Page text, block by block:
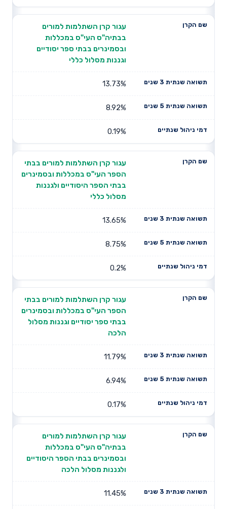
עגור קרן השתלמות למורים
בבתיה"ס העי"ס במכללות
ובסמינרים בבתי ספר יסודיים
וגננות מסלול כללי
13.73%
8.92%
0.19%
עגור קרן השתלמות למורים בבתי
הספר העי"ס במכללות ובסמינרים
בבתי הספר היסודיים ולגננות
מסלול כללי
13.65%
8.75%
0.2%
עגור קרן השתלמות למורים בבתי
הספר העי"ס במכללות ובסמינרים
בבתי ספר יסודיים וגננות מסלול
הלכה
11.79%
6.94%
0.17%
עגור קרן השתלמות למורים
בבתיה"ס העי"ס במכללות
ובסמינרים בבתי הספר היסודיים
ולגננות מסלול הלכה
11.45%